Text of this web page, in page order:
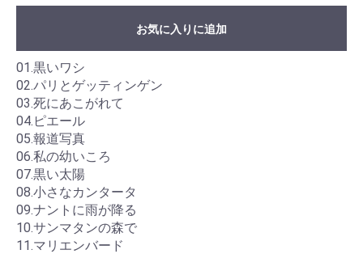
お気に入りに追加
01.黒いワシ
02.パリとゲッティンゲン
03.死にあこがれて
04.ピエール
05.報道写真
06.私の幼いころ
07.黒い太陽
08.小さなカンタータ
09.ナントに雨が降る
10.サンマタンの森で
11.マリエンバード